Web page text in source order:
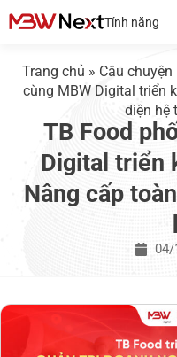
Tính năng
Trang chủ » Câu
cùng MBW Digital triển
diện hệ
TB Food
Digital triển
Nâng cấp
04/